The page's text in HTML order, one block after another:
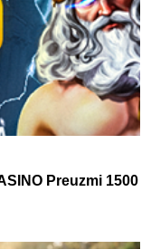
Preuzmi 1500